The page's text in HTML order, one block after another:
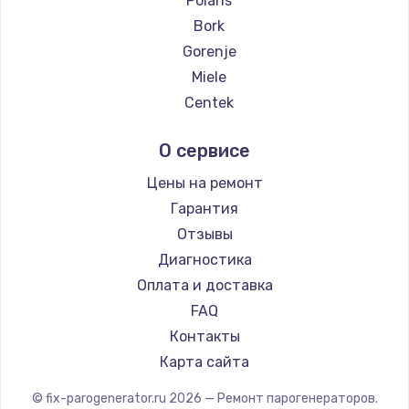
Замена температурного датчика
2500 руб.
Заказать
Замена электроконфорки
Заказать
Техобслуживание
900 руб.
Заказать
Установка / подключение / демонтаж
1300 руб.
Заказать
Bork
Gorenje
Miele
Centek
Hotpoint Ariston
DELTA
Silter
Chayka
Beko
Vivitek
RED solution
О сервисе
Цены на ремонт
Гарантия
Отзывы
Диагностика
Оплата и доставка
FAQ
Контакты
Карта сайта
© fix-parogenerator.ru 2026 — Ремонт парогенераторов.